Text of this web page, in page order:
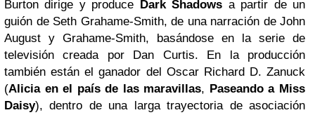
Burton dirige y produce Dark Shadows a partir de un
guión de Seth Grahame-Smith, de una narración de John
August y Grahame-Smith, basándose en la serie de
televisión creada por Dan Curtis. En la producción
también están el ganador del Oscar Richard D. Zanuck
(Alicia en el país de las maravillas, Paseando a Miss
Daisy), dentro de una larga trayectoria de asociación